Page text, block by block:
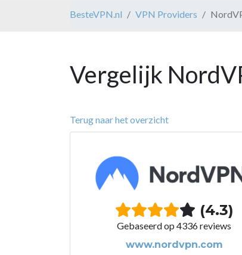
BesteVPN.nl VPN Providers
Vergelijk
Terug naar het overzicht
(4.3)
Gebaseerd op 4336 reviews
www.nordvpn.com